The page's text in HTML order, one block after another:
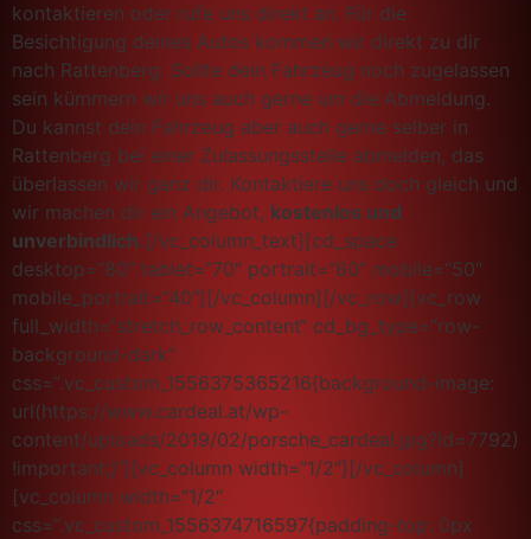
kontaktieren oder rufe uns direkt an. Für die
Besichtigung deines Autos kommen wir direkt zu dir
nach Rattenberg. Sollte dein Fahrzeug noch zugelassen
sein kümmern wir uns auch gerne um die Abmeldung.
Du kannst dein Fahrzeug aber auch gerne selber in
Rattenberg bei einer Zulassungsstelle abmelden, das
überlassen wir ganz dir. Kontaktiere uns doch gleich und
wir machen dir ein Angebot, kostenlos und
unverbindlich.[/vc_column_text][cd_space
desktop=“80″ tablet=“70″ portrait=“60″ mobile=“50″
mobile_portrait=“40″][/vc_column][/vc_row][vc_row
full_width=“stretch_row_content“ cd_bg_type=“row-
background-dark“
css=“.vc_custom_1556375365216{background-image:
url(https://www.cardeal.at/wp-
content/uploads/2019/02/porsche_cardeal.jpg?id=7792)
!important;}“][vc_column width=“1/2″][/vc_column]
[vc_column width=“1/2″
css=“.vc_custom_1556374716597{padding-top: 0px